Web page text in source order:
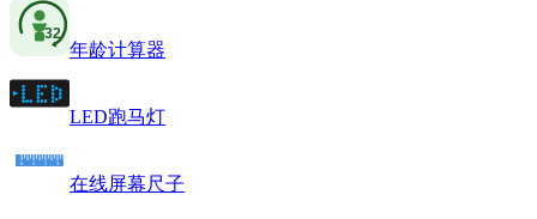
年龄计算器
LED跑马灯
在线屏幕尺子